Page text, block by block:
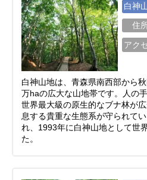
白神
住
アク
白神山地は、青森県南西部から
万haの広大な山地帯です。人の
世界最大級の原生的なブナ林が
息する貴重な生態系が守られて
れ、1993年に白神山地として世
た。